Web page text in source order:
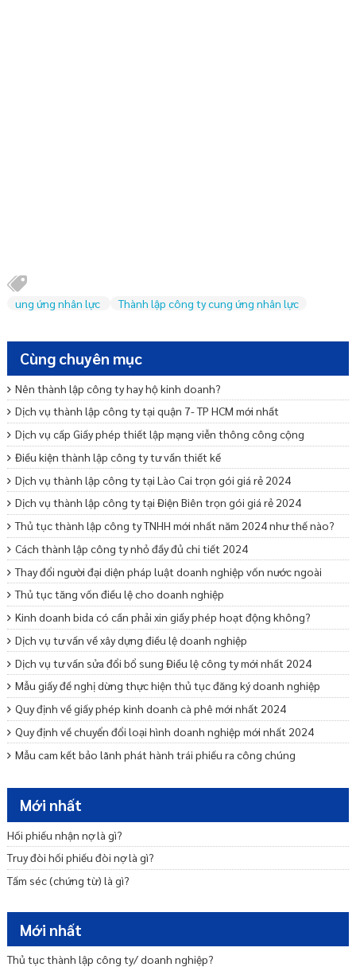
ung ứng nhân lực Thành lập công ty cung ứng nhân lực
Cùng chuyên mục
Nên thành lập công ty hay hộ kinh doanh?
Dịch vụ thành lập công ty tại quận 7- TP HCM mới nhất
Dịch vụ cấp Giấy phép thiết lập mạng viễn thông công cộng
Điều kiện thành lập công ty tư vấn thiết kế
Dịch vụ thành lập công ty tại Lào Cai trọn gói giá rẻ 2024
Dịch vụ thành lập công ty tại Điện Biên trọn gói giá rẻ 2024
Thủ tục thành lập công ty TNHH mới nhất năm 2024 như thế nào?
Cách thành lập công ty nhỏ đầy đủ chi tiết 2024
Thay đổi người đại diện pháp luật doanh nghiệp vốn nước ngoài
Thủ tục tăng vốn điều lệ cho doanh nghiệp
Kinh doanh bida có cần phải xin giấy phép hoạt động không?
Dịch vụ tư vấn về xây dựng điều lệ doanh nghiệp
Dịch vụ tư vấn sửa đổi bổ sung Điều lệ công ty mới nhất 2024
Mẫu giấy đề nghị dừng thực hiện thủ tục đăng ký doanh nghiệp
Quy định về giấy phép kinh doanh cà phê mới nhất 2024
Quy định về chuyển đổi loại hình doanh nghiệp mới nhất 2024
Mẫu cam kết bảo lãnh phát hành trái phiếu ra công chúng
Tư vấn miễn nhiệm bãi miễn thành viên Ban quản trị nhà chung cư
Dịch vụ tư vấn hợp tác đầu tư BCC triển khai thực hiện dự án
Mới nhất
Hối phiếu nhận nợ là gì?
Truy đòi hối phiếu đòi nợ là gì?
Tấm séc (chứng từ) là gì?
Mới nhất
Thủ tục thành lập công ty/ doanh nghiệp?